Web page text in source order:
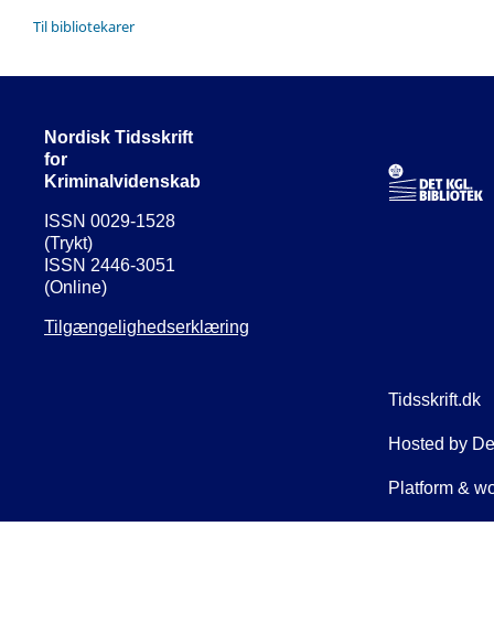
Til bibliotekarer
Nordisk Tidsskrift
for
Kriminalvidenskab
ISSN 0029-1528
(Trykt)
ISSN 2446-3051
(Online)
Tilgængelighedserklæring